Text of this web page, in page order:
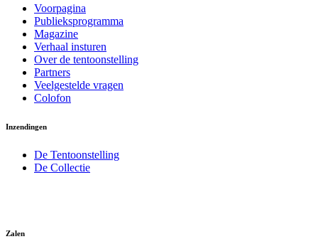
Voorpagina
Publieksprogramma
Magazine
Verhaal insturen
Over de tentoonstelling
Partners
Veelgestelde vragen
Colofon
Inzendingen
De Tentoonstelling
De Collectie
Zalen